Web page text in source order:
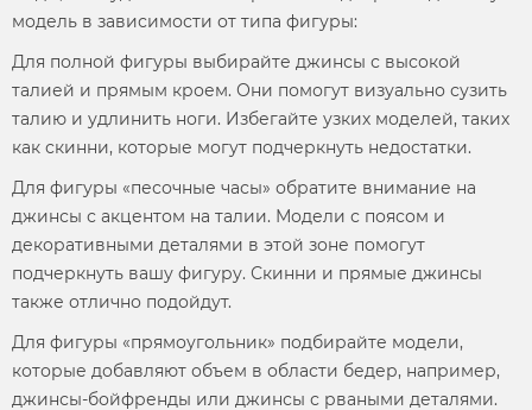
модель в зависимости от типа фигуры:
Для полной фигуры выбирайте джинсы с высокой
талией и прямым кроем. Они помогут визуально сузить
талию и удлинить ноги. Избегайте узких моделей, таких
как скинни, которые могут подчеркнуть недостатки.
Для фигуры «песочные часы» обратите внимание на
джинсы с акцентом на талии. Модели с поясом и
декоративными деталями в этой зоне помогут
подчеркнуть вашу фигуру. Скинни и прямые джинсы
также отлично подойдут.
Для фигуры «прямоугольник» подбирайте модели,
которые добавляют объем в области бедер, например,
джинсы-бойфренды или джинсы с рваными деталями.